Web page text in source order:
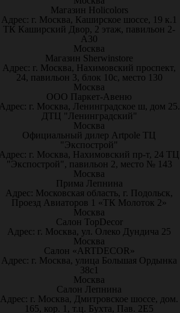
Магазин Holicolors
Адрес: г. Москва, Каширское шоссе, 19 к.1
ТК Каширский Двор, 2 этаж, павильон 2-
А30
Москва
Магазин Sherwinstore
Адрес: г. Москва, Нахимовский проспект,
24, павильон 3, блок 10с, место 130
Москва
ООО Паркет-Авeню
г. Москва, Ленинградское ш, дом 25.
ДТЦ "Ленинградский"
Москва
Официальный дилер Artpole ТЦ
"Экспострой"
г. Москва, Нахимовский пр-т, 24 ТЦ
"Экспострой", павильон 2, место № 143
Москва
Прима Лепнина
Адрес: Московская область, г. Подольск,
Проезд Авиаторов 1 «ТК Молоток 2»
Москва
Салон TopDecor
Адрес: г. Москва, ул. Олеко Дундича 25
Москва
Салон «ARTDECOR»
Адрес: г. Москва, улица Большая Ордынка
38с1
Москва
Салон Лепнина
Адрес: г. Москва, Дмитровское шоссе, дом.
165, кор. 1, т.ц. Бухта, Пав. 2Е5